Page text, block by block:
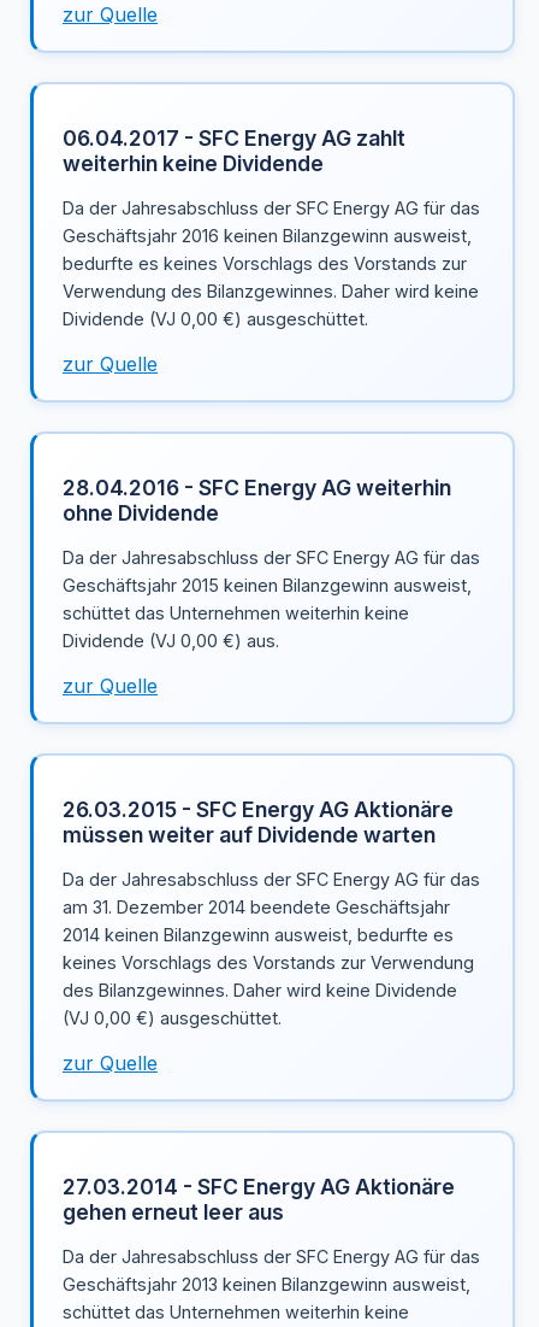
zur Quelle
06.04.2017 - SFC Energy AG zahlt
weiterhin keine Dividende
Da der Jahresabschluss der SFC Energy AG für das
Geschäftsjahr 2016 keinen Bilanzgewinn ausweist,
bedurfte es keines Vorschlags des Vorstands zur
Verwendung des Bilanzgewinnes. Daher wird keine
Dividende (VJ 0,00 €) ausgeschüttet.
zur Quelle
28.04.2016 - SFC Energy AG weiterhin
ohne Dividende
Da der Jahresabschluss der SFC Energy AG für das
Geschäftsjahr 2015 keinen Bilanzgewinn ausweist,
schüttet das Unternehmen weiterhin keine
Dividende (VJ 0,00 €) aus.
zur Quelle
26.03.2015 - SFC Energy AG Aktionäre
müssen weiter auf Dividende warten
Da der Jahresabschluss der SFC Energy AG für das
am 31. Dezember 2014 beendete Geschäftsjahr
2014 keinen Bilanzgewinn ausweist, bedurfte es
keines Vorschlags des Vorstands zur Verwendung
des Bilanzgewinnes. Daher wird keine Dividende
(VJ 0,00 €) ausgeschüttet.
zur Quelle
27.03.2014 - SFC Energy AG Aktionäre
gehen erneut leer aus
Da der Jahresabschluss der SFC Energy AG für das
Geschäftsjahr 2013 keinen Bilanzgewinn ausweist,
schüttet das Unternehmen weiterhin keine